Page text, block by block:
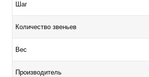
Шаг
Количество звеньев
Вес
Производитель